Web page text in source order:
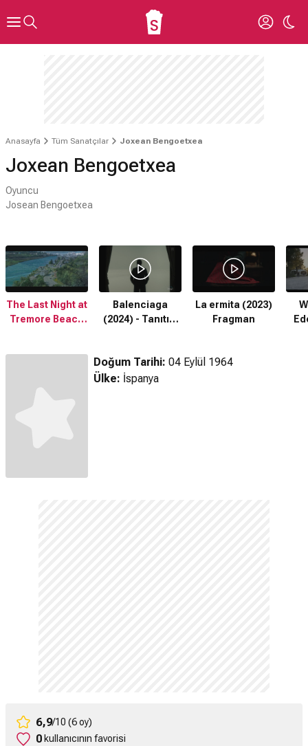
Anasayfa Tüm Sanatçılar Joxean Bengoetxea
Joxean Bengoetxea
Oyuncu
Josean Bengoetxea
The Last Night at
Tremore Beach
Balenciaga
(2024) - Tanıtım
La ermita (2023)
Fragman
Doğum Tarihi: 04 Eylül 1964
Ülke: İspanya
6,9/10 (6 oy)
0 kullanıcının favorisi